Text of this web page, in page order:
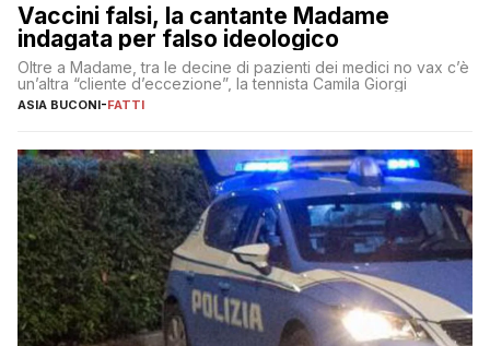
Vaccini falsi, la cantante Madame
indagata per falso ideologico
Oltre a Madame, tra le decine di pazienti dei medici no vax c’è
un’altra “cliente d’eccezione”, la tennista Camila Giorgi
ASIA BUCONI-FATTI